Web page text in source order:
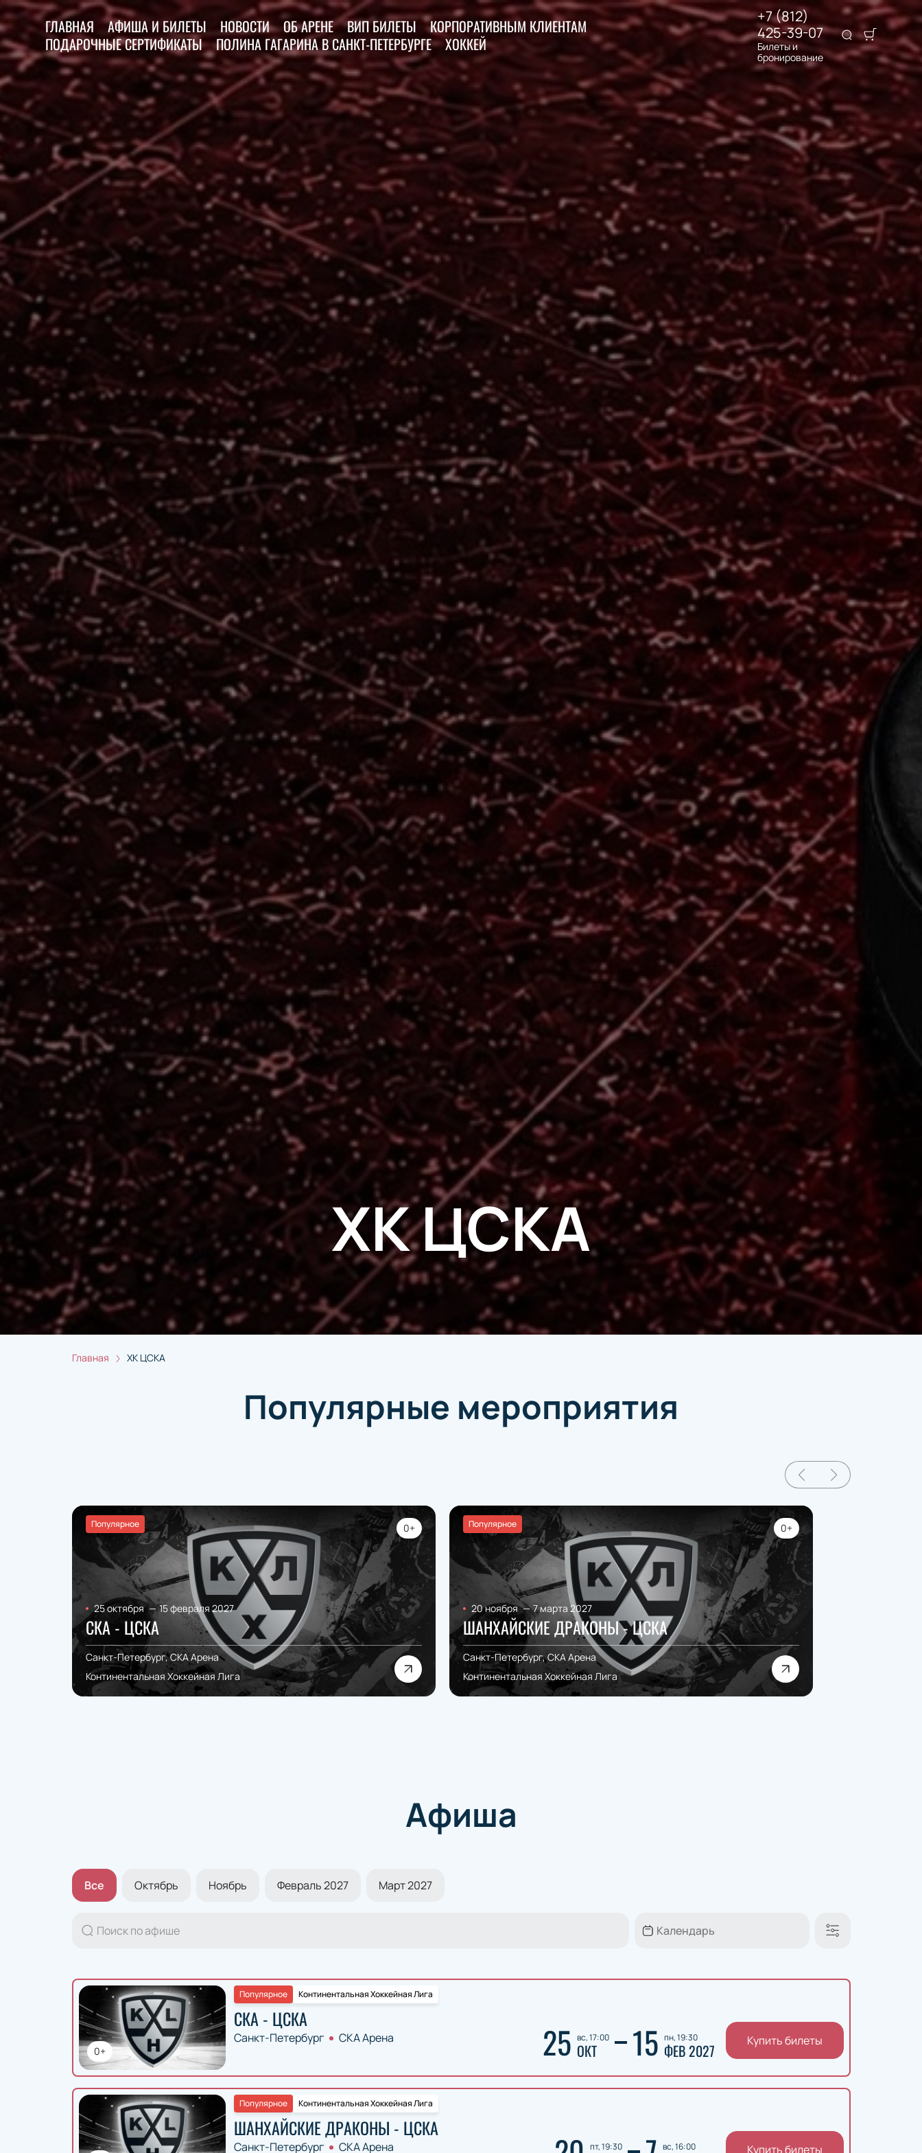
ГЛАВНАЯ АФИША И БИЛЕТЫ НОВОСТИ ОБ АРЕНЕ ВИП БИЛЕТЫ
КОРПОРАТИВНЫМ КЛИЕНТАМ
ПОДАРОЧНЫЕ СЕРТИФИКАТЫ
ПОЛИНА ГАГАРИНА В САНКТ-ПЕТЕРБУРГЕ ХОККЕЙ
+7 (812)
425-39-07
Билеты и
бронирование
ХК ЦСКА
Главная ХК ЦСКА
Популярные мероприятия
Популярное 0+
25 октября — 15 февраля 2027
СКА - ЦСКА
Санкт-Петербург, СКА Арена
Континентальная Хоккейная Лига
Популярное 0+
20 ноября — 7 марта 2027
ШАНХАЙСКИЕ ДРАКОНЫ - ЦСКА
Санкт-Петербург, СКА Арена
Континентальная Хоккейная Лига
Афиша
Все Октябрь Ноябрь Февраль 2027 Март 2027
0+
Континентальная Хоккейная Лига
Популярное
СКА - ЦСКА
Санкт-Петербург СКА Арена 25 вс, 17:00
ОКТ 15 пн, 19:30
ФЕВ 2027 Купить билеты
Континентальная Хоккейная Лига
Популярное
ШАНХАЙСКИЕ ДРАКОНЫ - ЦСКА
Санкт-Петербург СКА Арена пт, 19:30 вс, 16:00 Купить билеты